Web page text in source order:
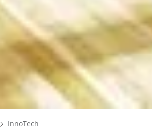
Homepage
InnoTech